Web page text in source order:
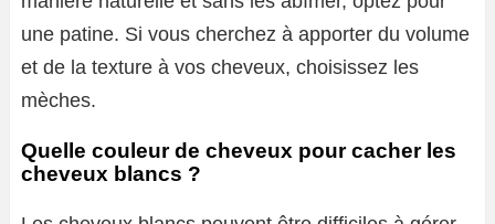
une patine. Si vous cherchez à apporter du volume
et de la texture à vos cheveux, choisissez les
mèches.
Quelle couleur de cheveux pour cacher les
cheveux blancs ?